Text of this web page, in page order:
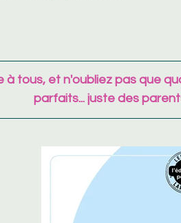
à tous, et n'oubliez pas que
parfaits... juste des